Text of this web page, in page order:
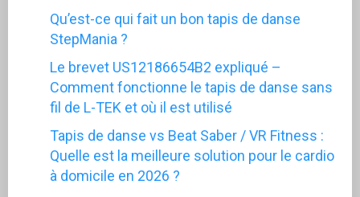
Qu’est-ce qui fait un bon tapis de danse
StepMania ?
Le brevet US12186654B2 expliqué –
Comment fonctionne le tapis de danse sans
fil de L-TEK et où il est utilisé
Tapis de danse vs Beat Saber / VR Fitness :
Quelle est la meilleure solution pour le cardio
à domicile en 2026 ?